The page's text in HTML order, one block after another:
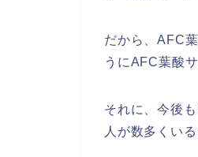
だから、AFC
うにAFC葉酸
それに、今後
人が数多くい